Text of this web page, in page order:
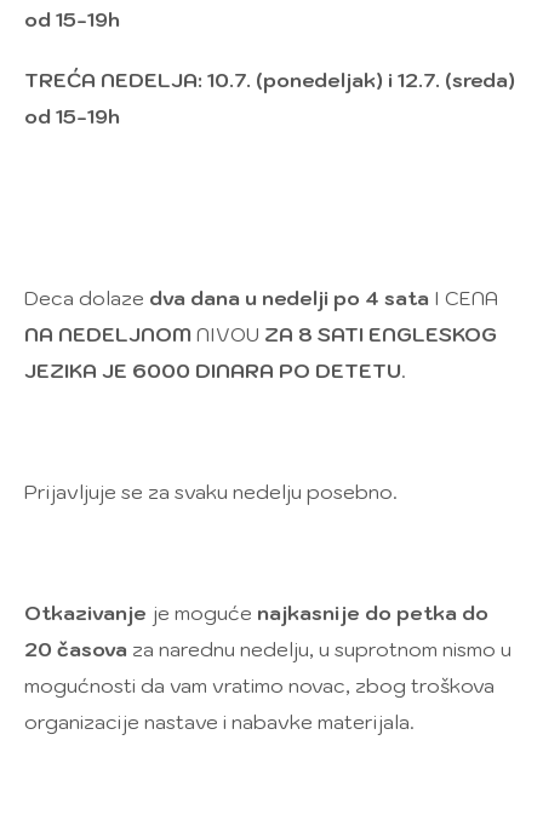
od 15-19h
TREĆA NEDELJA: 10.7. (ponedeljak) i 12.7. (sreda)
od 15-19h
Deca dolaze dva dana u nedelji po 4 sata I CENA
NA NEDELJNOM NIVOU ZA 8 SATI ENGLESKOG
JEZIKA JE 6000 DINARA PO DETETU.
Prijavljuje se za svaku nedelju posebno.
Otkazivanje je moguće najkasnije do petka do
20 časova za narednu nedelju, u suprotnom nismo u
mogućnosti da vam vratimo novac, zbog troškova
organizacije nastave i nabavke materijala.